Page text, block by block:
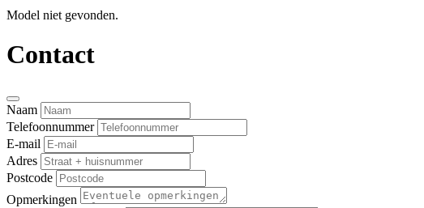
Model niet gevonden.
Contact
Naam
Telefoonnummer
E-mail
Adres
Postcode
Opmerkingen